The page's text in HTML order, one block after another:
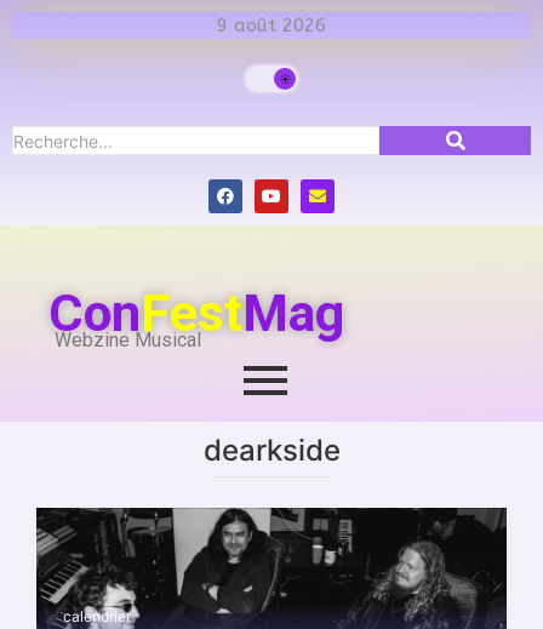
9 août 2026
ConFestMag
Webzine Musical
dearkside
calendrier